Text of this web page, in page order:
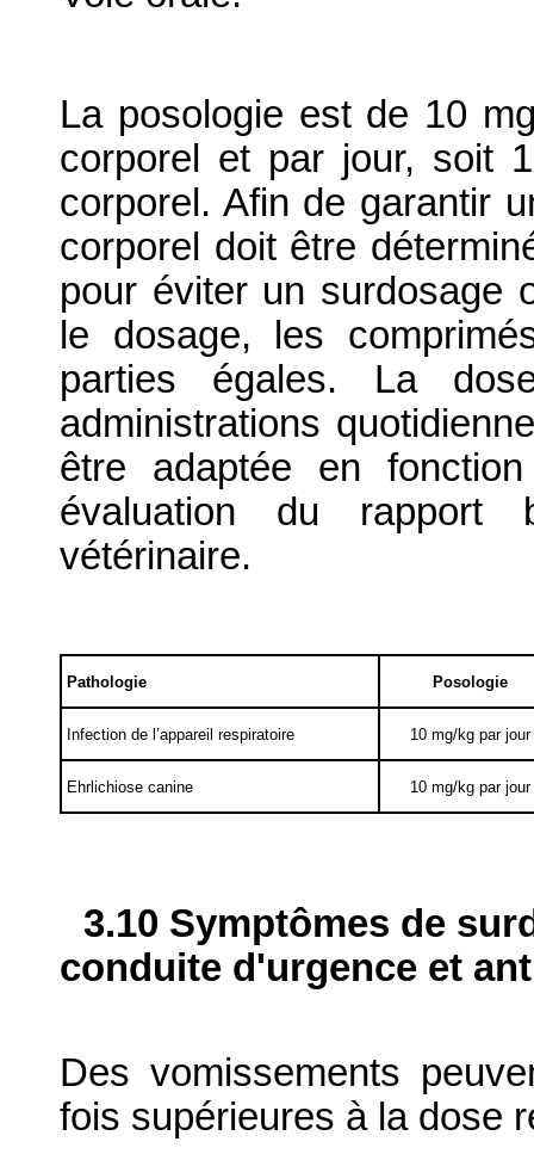
La posologie est de 10
corporel et par jour, soit
corporel. Afin de garantir
corporel doit être
pour éviter un surdosage
le dosage, les
parties égales. La
administrations
être adaptée en
évaluation du rapport
vétérinaire.
Pathologie Posologie
Infection de l’appareil respiratoire 10 mg/kg par jour
Ehrlichiose canine 10 mg/kg par jour
3.10 Symptômes de
conduite d'urgence et
Des vomissements
fois supérieures à la dose